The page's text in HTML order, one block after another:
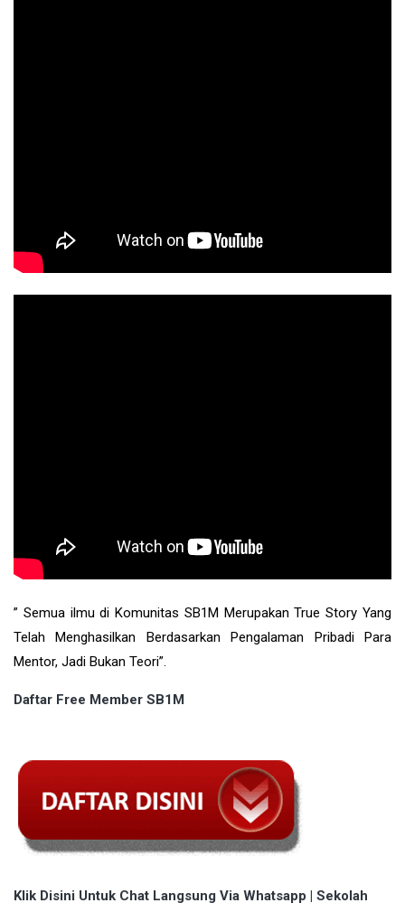
” Semua ilmu di Komunitas SB1M Merupakan True Story Yang
Telah Menghasilkan Berdasarkan Pengalaman Pribadi Para
Mentor, Jadi Bukan Teori”.
Daftar Free Member SB1M
Klik Disini Untuk Chat Langsung Via Whatsapp | Sekolah